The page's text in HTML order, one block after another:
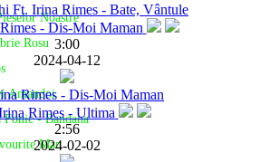
Noastre
Rosu
Amandoi
- Bandana
Man
Ft. Irina Rimes - Bate, Vântule
3:00
2024-04-12
Rimes - Dis-Moi Maman
2:56
2024-02-02